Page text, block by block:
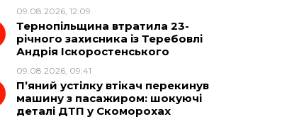
09.08.2026, 12:09
Тернопільщина втратила 23-
річного захисника із Теребовлі
Андрія Іскоростенського
09.08.2026, 09:41
П’яний устілку втікач перекинув
машину з пасажиром: шокуючі
деталі ДТП у Скоморохах